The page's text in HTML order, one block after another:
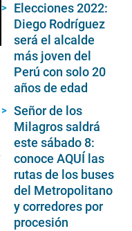
Elecciones 2022:
Diego Rodríguez
será el alcalde
más joven del
Perú con solo 20
años de edad
Señor de los
Milagros saldrá
este sábado 8:
conoce AQUÍ las
rutas de los buses
del Metropolitano
y corredores por
procesión